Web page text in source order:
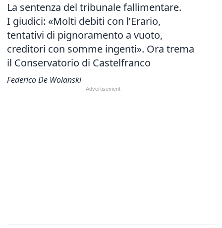
La sentenza del tribunale fallimentare.
I giudici: «Molti debiti con l’Erario,
tentativi di pignoramento a vuoto,
creditori con somme ingenti». Ora trema
il Conservatorio di Castelfranco
Federico De Wolanski